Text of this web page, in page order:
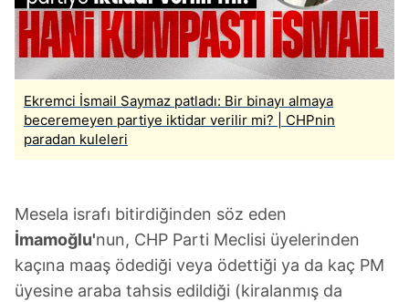
Ekremci İsmail Saymaz patladı: Bir binayı almaya
beceremeyen partiye iktidar verilir mi? | CHPnin
paradan kuleleri
Mesela israfı bitirdiğinden söz eden
İmamoğlu'nun, CHP Parti Meclisi üyelerinden
kaçına maaş ödediği veya ödettiği ya da kaç PM
üyesine araba tahsis edildiği (kiralanmış da